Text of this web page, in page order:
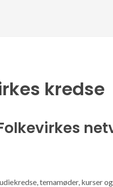
kredse
temamøder, kurser